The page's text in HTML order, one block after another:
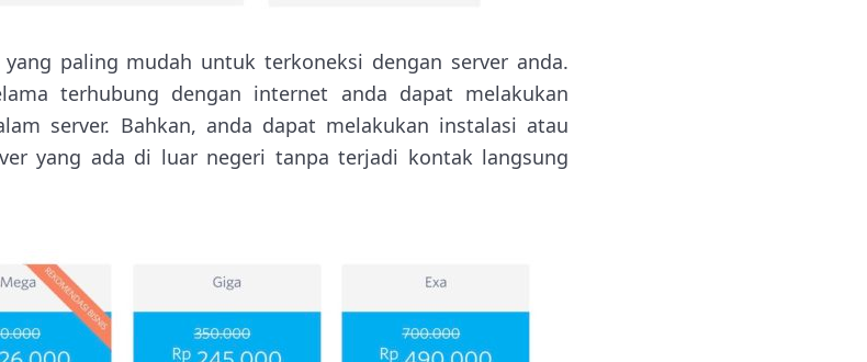
paling mudah untuk terkoneksi dengan server anda.
terhubung dengan internet anda dapat melakukan
server. Bahkan, anda dapat melakukan instalasi atau
yang ada di luar negeri tanpa terjadi kontak langsung